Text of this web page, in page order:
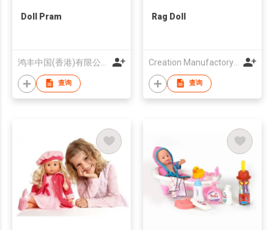
Doll Pram
查询
Rag Doll
Creation Manufactory And Trading Company
查询